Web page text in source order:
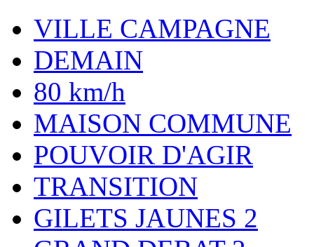
VILLE CAMPAGNE
DEMAIN
80 km/h
MAISON COMMUNE
POUVOIR D'AGIR
TRANSITION
GILETS JAUNES 2